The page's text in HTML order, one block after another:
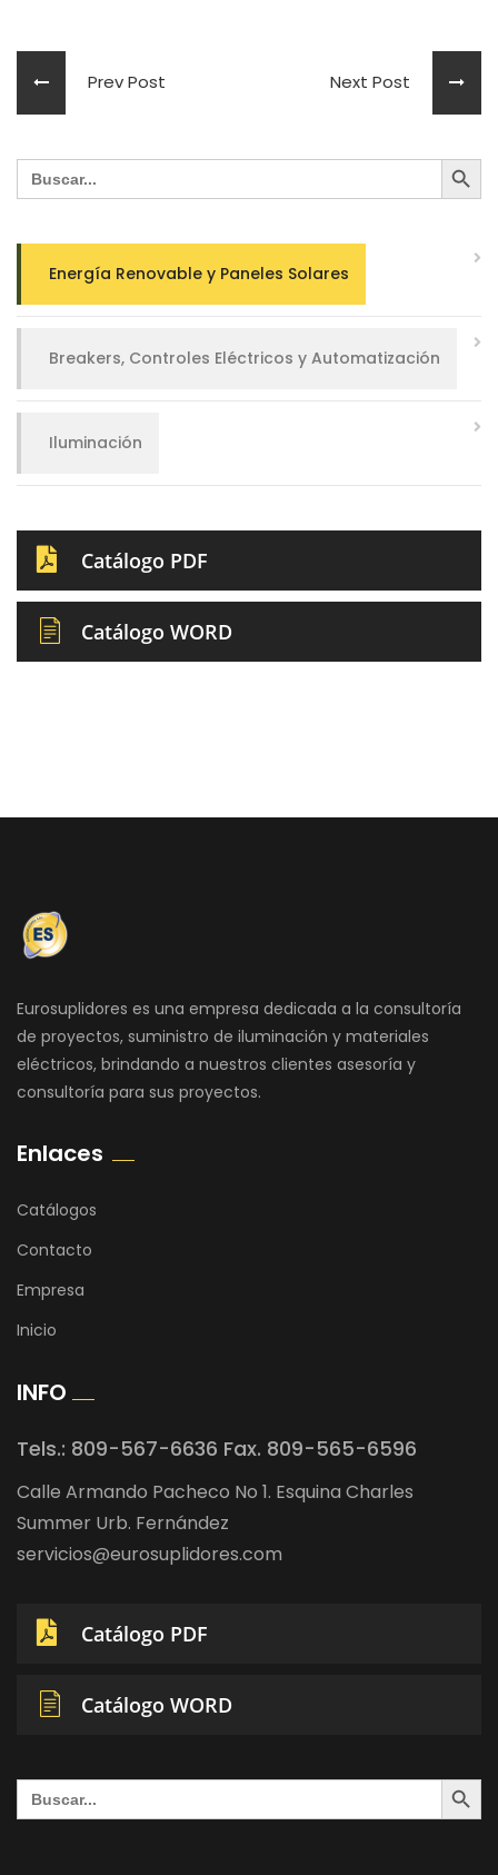
Prev Post Next Post
Search
for:
Search Button
Energía Renovable y Paneles Solares
Breakers, Controles Eléctricos y Automatización
Iluminación
Catálogo PDF
Catálogo WORD
Eurosuplidores es una empresa dedicada a la consultoría
de proyectos, suministro de iluminación y materiales
eléctricos, brindando a nuestros clientes asesoría y
consultoría para sus proyectos.
Enlaces
Catálogos
Contacto
Empresa
Inicio
INFO
Tels.: 809-567-6636 Fax. 809-565-6596
Calle Armando Pacheco No 1. Esquina Charles
Summer Urb. Fernández
servicios@eurosuplidores.com
Catálogo PDF
Catálogo WORD
Search
for:
Search Button